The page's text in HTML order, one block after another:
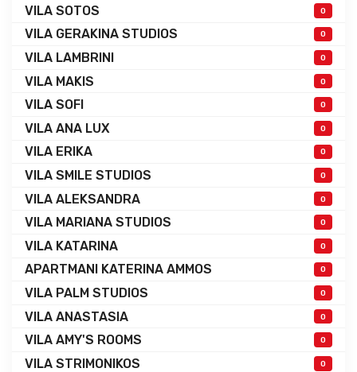
VILA SOTOS 0
VILA GERAKINA STUDIOS 0
VILA LAMBRINI 0
VILA MAKIS 0
VILA SOFI 0
VILA ANA LUX 0
VILA ERIKA 0
VILA SMILE STUDIOS 0
VILA ALEKSANDRA 0
VILA MARIANA STUDIOS 0
VILA KATARINA 0
APARTMANI KATERINA AMMOS 0
VILA PALM STUDIOS 0
VILA ANASTASIA 0
VILA AMY'S ROOMS 0
VILA STRIMONIKOS 0